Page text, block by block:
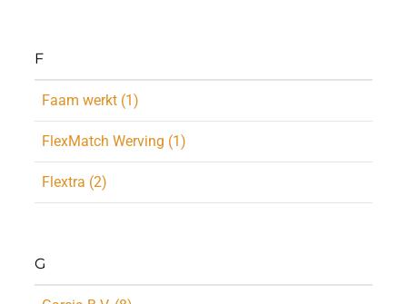
F
Faam werkt (1)
FlexMatch Werving (1)
Flextra (2)
G